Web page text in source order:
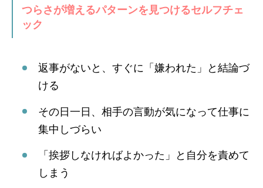
つらさが増えるパターンを見つけるセルフチェ
ック
返事がないと、すぐに「嫌われた」と結論づ
ける
その日一日、相手の言動が気になって仕事に
集中しづらい
「挨拶しなければよかった」と自分を責めて
しまう